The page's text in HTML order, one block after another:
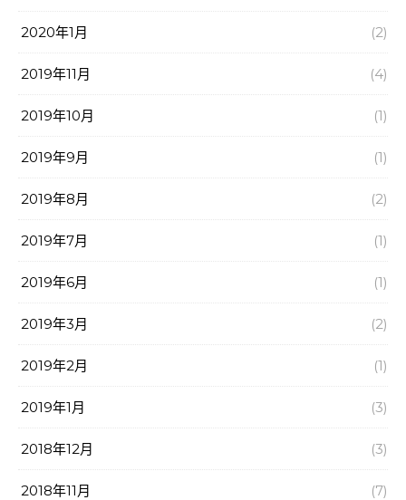
2020年1月 (2)
2019年11月 (4)
2019年10月 (1)
2019年9月 (1)
2019年8月 (2)
2019年7月 (1)
2019年6月 (1)
2019年3月 (2)
2019年2月 (1)
2019年1月 (3)
2018年12月 (3)
2018年11月 (7)